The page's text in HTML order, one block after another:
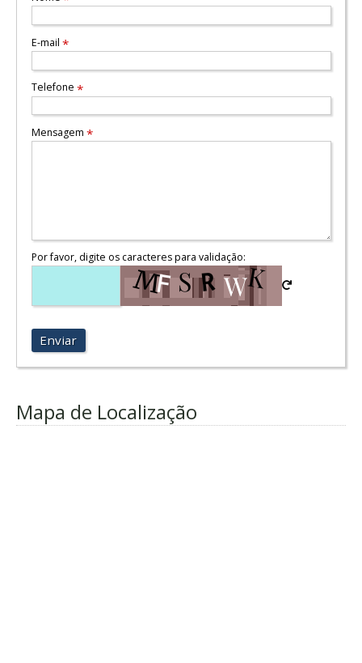
E-mail *
Telefone *
Mensagem *
Por favor, digite os caracteres para validação:
Enviar
Mapa de Localização